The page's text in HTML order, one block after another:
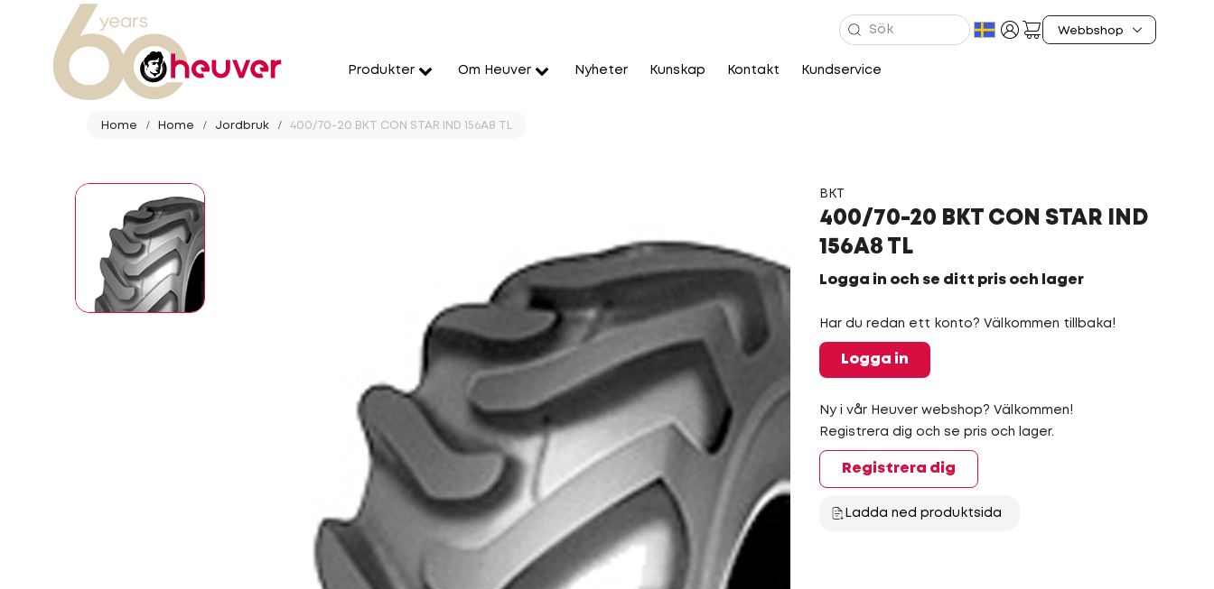
Produkter Om Heuver Nyheter Kunskap Kontakt Kundservice
Home Home Jordbruk 400/70-20 BKT CON STAR IND 156A8 TL
BKT
400/70-20 BKT CON STAR IND
156A8 TL
Logga in och se ditt pris och lager
Har du redan ett konto? Välkommen tillbaka!
Logga in
Ny i vår Heuver webshop? Välkommen!
Registrera dig och se pris och lager.
Registrera dig
Ladda ned produktsida